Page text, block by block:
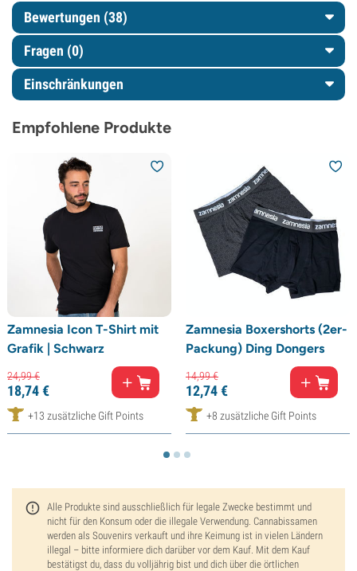
Bewertungen (38)
Fragen (0)
Einschränkungen
Empfohlene Produkte
Zamnesia Icon T-Shirt mit
Grafik | Schwarz
24,99€
18,74€
+13 zusätzliche Gift Points
Zamnesia Boxershorts (2er-
Packung) Ding Dongers
14,99€
12,74€
+8 zusätzliche Gift Points
Alle Produkte sind ausschließlich für legale Zwecke bestimmt und
nicht für den Konsum oder die illegale Verwendung. Cannabissamen
werden als Souvenirs verkauft und ihre Keimung ist in vielen Ländern
illegal – bitte informiere dich darüber vor dem Kauf. Mit dem Kauf
bestätigst du, dass du volljährig bist und dich über die örtlichen